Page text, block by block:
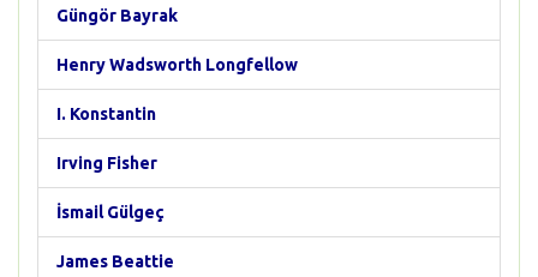
Güngör Bayrak
Henry Wadsworth Longfellow
I. Konstantin
Irving Fisher
İsmail Gülgeç
James Beattie